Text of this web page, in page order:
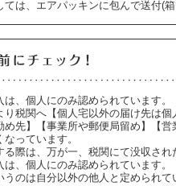
は、エアパッキンに包んで送付(箱
、個人にのみ認められています。
税関へ【個人宅以外の届け先は
先】【事業所や郵便局留め】【
っています。
る際は、万が一、税関にて没収さ
、個人にのみ認められています。
のは自分以外の他人と定められて
0.01%
21錠